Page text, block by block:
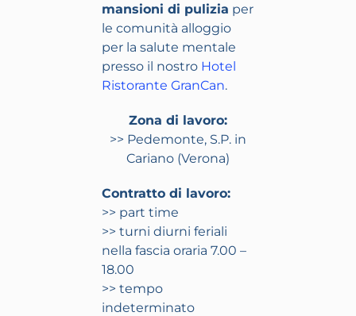
mansioni di pulizia per
le comunità alloggio
per la salute mentale
presso il nostro Hotel
Ristorante GranCan.
Zona di lavoro:
>> Pedemonte, S.P. in
Cariano (Verona)
Contratto di lavoro:
>> part time
>> turni diurni feriali
nella fascia oraria 7.00 –
18.00
>> tempo
indeterminato